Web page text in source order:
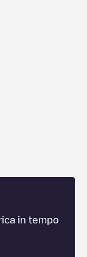
in tempo